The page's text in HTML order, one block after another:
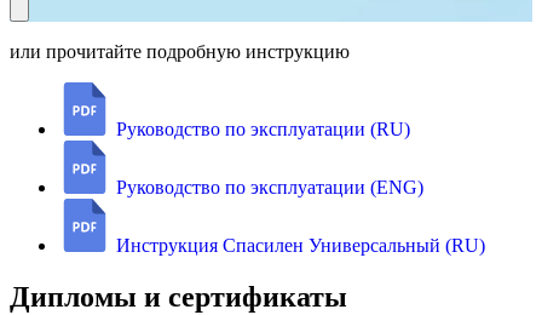
или прочитайте подробную инструкцию
Руководство по эксплуатации (RU)
Руководство по эксплуатации (ENG)
Инструкция Спасилен Универсальный (RU)
Дипломы и сертификаты